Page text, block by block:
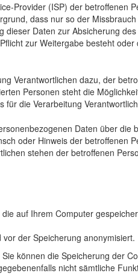
Provider (ISP) der betroffenen
dass nur so der
Daten zur Absicherung
zur Weitergabe besteht
Verantwortlichen dazu, der
Personen steht die
die Verarbeitung
Daten über die
oder Hinweis der betroffenen
stehen der betroffenen
auf Ihrem Computer
der Speicherung anonymisiert.
können die Speicherung der
nicht sämtliche